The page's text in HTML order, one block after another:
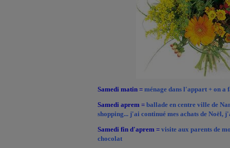
Samedi matin = ménage dans l'appart + on a
Samedi aprem = ballade en centre ville de
shopping... j'ai continué mes achats de Noël,
Samedi fin d'aprem = visite aux parents de
chocolat